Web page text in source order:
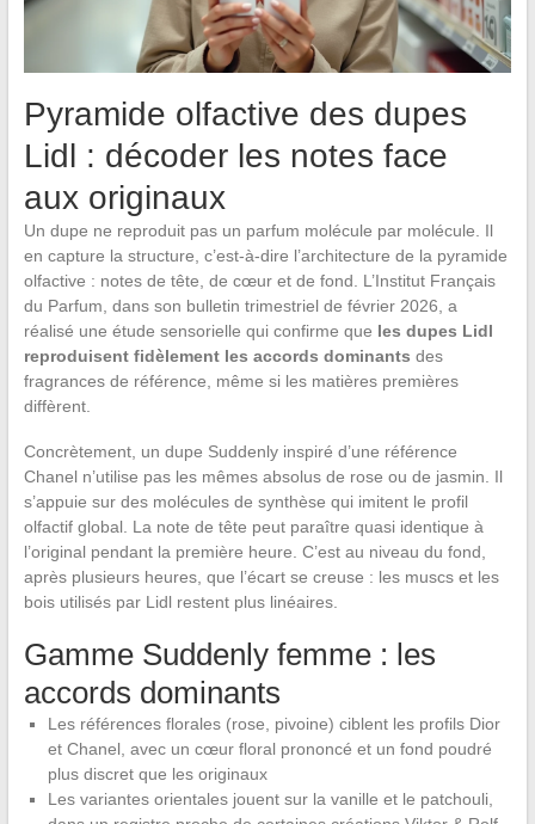
Pyramide olfactive des dupes
Lidl : décoder les notes face
aux originaux
Un dupe ne reproduit pas un parfum molécule par molécule. Il
en capture la structure, c’est-à-dire l’architecture de la pyramide
olfactive : notes de tête, de cœur et de fond. L’Institut Français
du Parfum, dans son bulletin trimestriel de février 2026, a
réalisé une étude sensorielle qui confirme que les dupes Lidl
reproduisent fidèlement les accords dominants des
fragrances de référence, même si les matières premières
diffèrent.
Concrètement, un dupe Suddenly inspiré d’une référence
Chanel n’utilise pas les mêmes absolus de rose ou de jasmin. Il
s’appuie sur des molécules de synthèse qui imitent le profil
olfactif global. La note de tête peut paraître quasi identique à
l’original pendant la première heure. C’est au niveau du fond,
après plusieurs heures, que l’écart se creuse : les muscs et les
bois utilisés par Lidl restent plus linéaires.
Gamme Suddenly femme : les
accords dominants
Les références florales (rose, pivoine) ciblent les profils Dior
et Chanel, avec un cœur floral prononcé et un fond poudré
plus discret que les originaux
Les variantes orientales jouent sur la vanille et le patchouli,